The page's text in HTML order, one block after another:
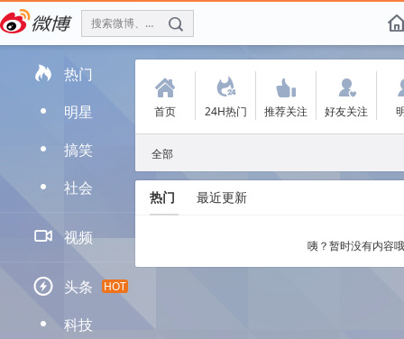
搜索微博、找人 f
 热门
D 明星
D 搞笑
D 社会
 视频
 头条 HOT
D 科技
(
首页
.
24H热门
'
推荐关注
:
好友关注
全部
热门 最近更新
咦？暂时没有内容